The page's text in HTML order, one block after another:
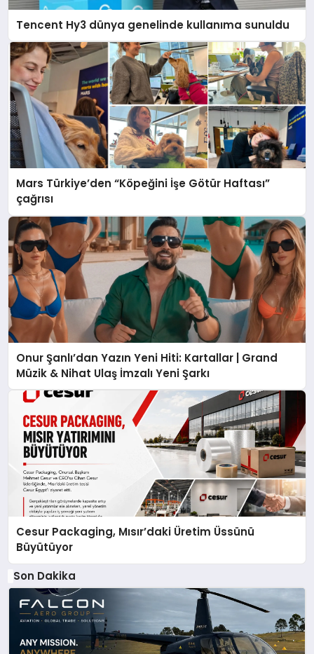
Tencent Hy3 dünya genelinde kullanıma sunuldu
Mars Türkiye’den “Köpeğini İşe Götür Haftası”
çağrısı
Onur Şanlı’dan Yazın Yeni Hiti: Kartallar | Grand
Müzik & Nihat Ulaş İmzalı Yeni Şarkı
Cesur Packaging, Mısır’daki Üretim Üssünü
Büyütüyor
Son Dakika